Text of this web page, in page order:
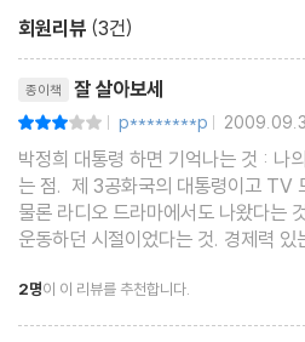
회원리뷰 (3건)
종이책 잘 살아보세
| p********p |
박정희 대통령 하면 기억나는 것 : 나
는 점. 제 3공화국의 대통령이고 TV
물론 라디오 드라마에서도 나왔다는 것. 또 뭘 들 수 있을까. 새마
운동하던 시절이었다는 것. 경제력 있
통령이었다는 것. 유신헌법으로 독재를
남 전쟁 당시 젊은이들을 그곳으로
2명이 이 리뷰를 추천합니다.